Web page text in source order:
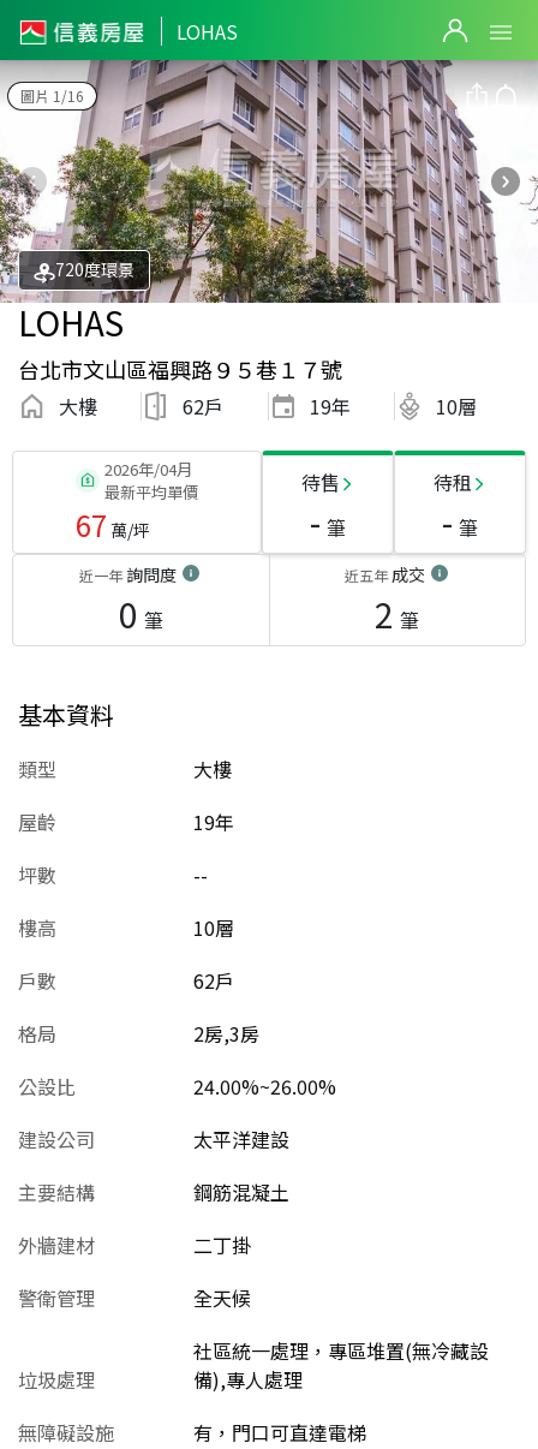
LOHAS
圖片 1/16
720度環景
LOHAS
台北市文山區福興路９５巷１７號
大樓 62戶 19年 10層
2026年/04月
最新平均單價
67 萬/坪
待售
- 筆
待租
- 筆
近一年詢問度
0 筆
近五年成交
2 筆
基本資料
類型
大樓
屋齡
19年
坪數
--
樓高
10層
戶數
62戶
格局
2房,3房
公設比
24.00%~26.00%
建設公司
太平洋建設
主要結構
鋼筋混凝土
外牆建材
二丁掛
警衛管理
全天候
垃圾處理
社區統一處理，專區堆置(無冷藏設
備),專人處理
無障礙設施
有，門口可直達電梯